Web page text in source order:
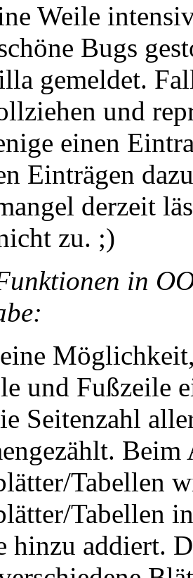
Weile
Bugs
gemeldet.
und
einen
Einträgen
derzeit
zu. ;)
in
und Fußzeile
Seitenzahl
Tabellen
Tabellen
hinzu addiert.